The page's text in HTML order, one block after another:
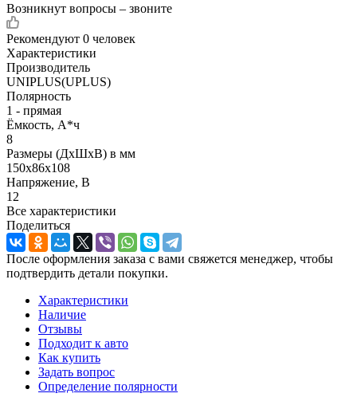
Возникнут вопросы – звоните
Рекомендуют 0 человек
Характеристики
Производитель
UNIPLUS(UPLUS)
Полярность
1 - прямая
Ёмкость, А*ч
8
Размеры (ДхШхВ) в мм
150x86x108
Напряжение, В
12
Все характеристики
Поделиться
После оформления заказа с вами свяжется менеджер, чтобы
подтвердить детали покупки.
Характеристики
Наличие
Отзывы
Подходит к авто
Как купить
Задать вопрос
Определение полярности